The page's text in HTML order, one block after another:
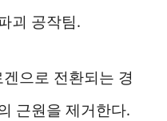
괴 공작팀.
으로 전환되는 경
근원을 제거한다.